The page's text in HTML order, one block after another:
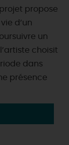
propose
d’un
un
choisit
dans
présence